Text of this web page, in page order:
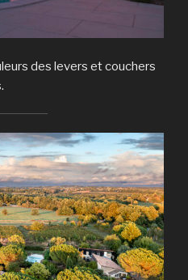
des levers et couchers